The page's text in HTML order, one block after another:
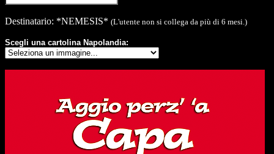
Destinatario: *NEMESIS* (L'utente non si collega da più di 6 mesi.)
Scegli una cartolina Napolandia: